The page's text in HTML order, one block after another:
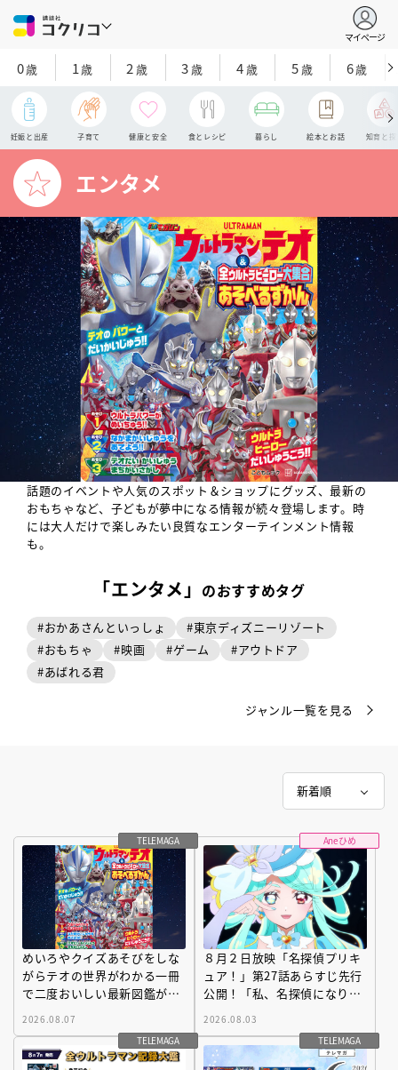
マイページ
0歳 1歳 2 歳 3歳 4歳 5歳 6歳
妊娠と出産 子育て 健康と安全 食とレシピ 暮らし 絵本とお話 知育と探
エンタメ
話題のイベントや人気のスポット＆ショップにグッズ、最新の
おもちゃなど、子どもが夢中になる情報が続々登場します。時
には大人だけで楽しみたい良質なエンターテインメント情報
も。
「エンタメ」 のおすすめタグ
#おかあさんといっしょ #東京ディズニーリゾート
#おもちゃ #映画 #ゲーム #アウトドア
#あばれる君
ジャンル一覧を見る
TELEMAGA
めいろやクイズあそびをしな
がらテオの世界がわかる一冊
で二度おいしい最新図鑑が登
2026.08.07
Aneひめ
８月２日放映「名探偵プリキ
ュア！」第27話あらすじ先行
公開！「私、名探偵になりま
2026.08.03
TELEMAGA
TELEMAGA